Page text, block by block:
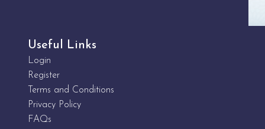
Useful Links
Login
Register
Terms and Conditions
Privacy Policy
FAQs